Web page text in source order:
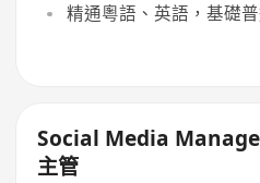
精通粵語、英語，基礎
Social Media
主管